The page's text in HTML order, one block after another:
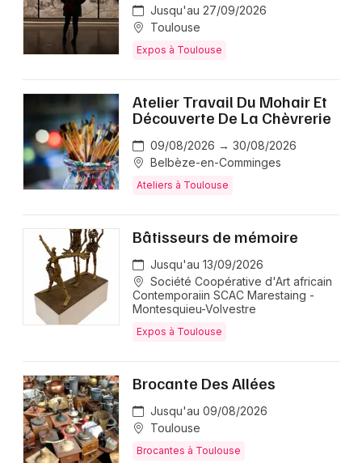
Jusqu'au 27/09/2026
Toulouse
Expos à Toulouse
Atelier Travail Du Mohair Et
Découverte De La Chèvrerie
09/08/2026 → 30/08/2026
Belbèze-en-Comminges
Ateliers à Toulouse
Bâtisseurs de mémoire
Jusqu'au 13/09/2026
Société Coopérative d'Art africain
Contemporaiin SCAC Marestaing -
Montesquieu-Volvestre
Expos à Toulouse
Brocante Des Allées
Jusqu'au 09/08/2026
Toulouse
Brocantes à Toulouse